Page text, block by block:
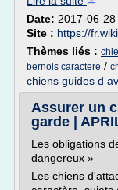
Date: 2017-06-
Site : https://
Thèmes liés :
bernois caractere /
chiens guides d
Assurer un
garde |
Les obligations
dangereux »
Les chiens